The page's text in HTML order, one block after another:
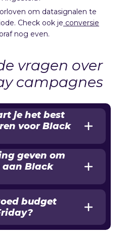
om datasignalen te
Check ook je conversie
nog even.
vragen over
campagnes
je het best
voor Black
geven om
aan Black
budget